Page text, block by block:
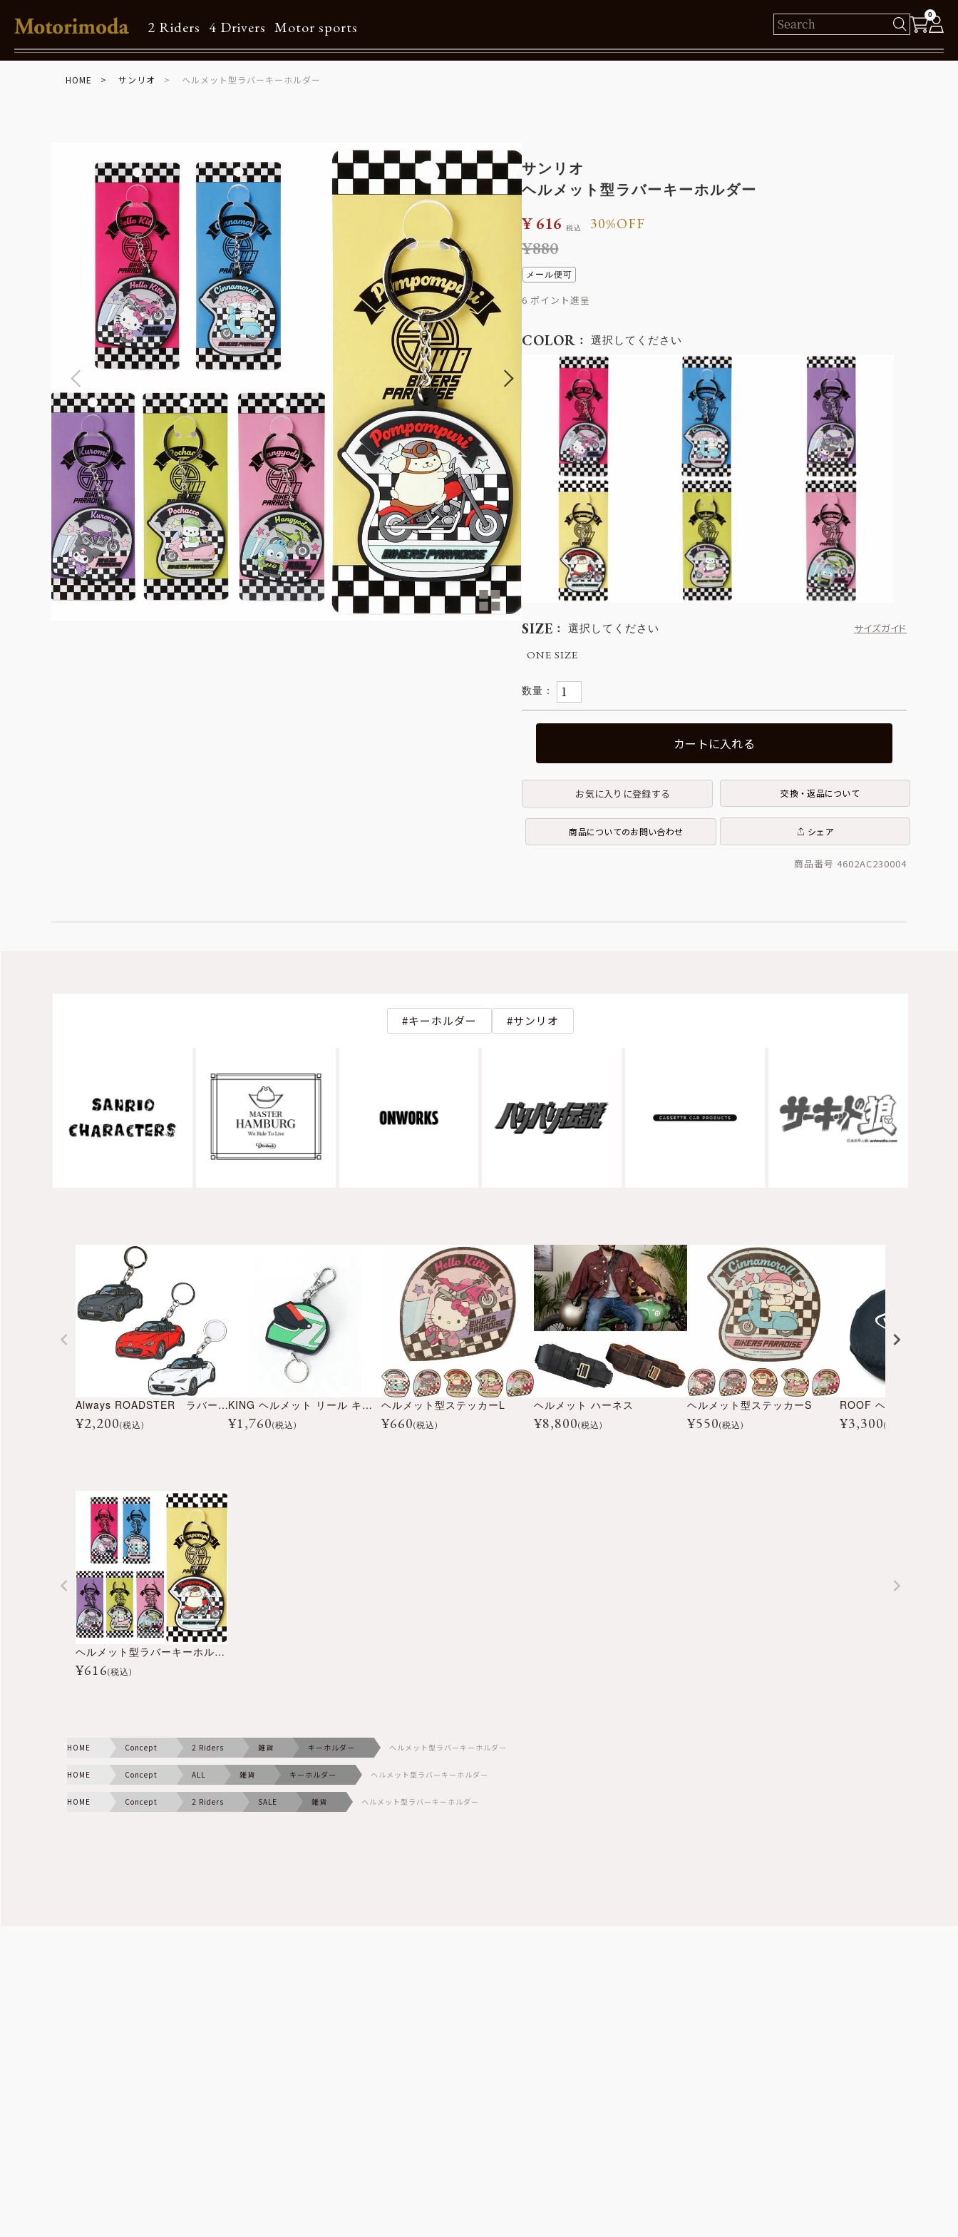
2 Riders 4 Drivers Motor sports
0
Shop Info
ご利用ガイド
よくある質問
Information一覧
メルマガ購読
HOME サンリオ ヘルメット型ラバーキーホルダー
サンリオ
ヘルメット型ラバーキーホルダー
¥880
30%OFF
¥616 税込
メール便可
6
SIZE 選択してください
サイズガイド
ONE SIZE
COLOR 選択してください
カートに入れる
お気に入りに登録する 交換・返品について
商品についてのお問い合わせ シェア
商品番号 4602AC230004
キーホルダー サンリオ
Always ROADSTER ラバーキーホルダー
¥2,200(税込)
KING ヘルメット リール キーホルダー
¥1,760(税込)
ヘルメット型ステッカーL
¥660(税込)
ヘルメット ハーネス
¥8,800(税込)
ヘルメット型ステッカーS
¥550(税込) ¥3,300(税込)
ヘルメット型ラバーキーホルダー
¥616(税込)
HOME Concept 2 Riders 雑貨 キーホルダー ヘルメット型ラバーキーホルダー
HOME Concept ALL 雑貨 キーホルダー ヘルメット型ラバーキーホルダー
HOME Concept 2 Riders SALE 雑貨 ヘルメット型ラバーキーホルダー